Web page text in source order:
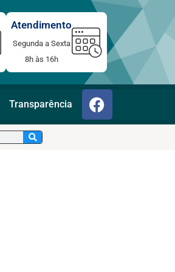
Atendimento
Segunda a Sexta
8h às 16h
Transparência F
a
c